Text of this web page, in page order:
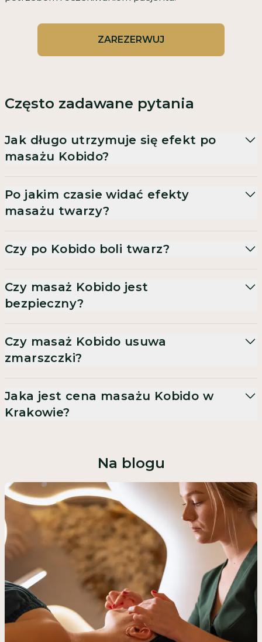
ZAREZERWUJ
Często zadawane pytania
Jak długo utrzymuje się efekt po
masażu Kobido?
Po jakim czasie widać efekty
masażu twarzy?
Czy po Kobido boli twarz?
Czy masaż Kobido jest
bezpieczny?
Czy masaż Kobido usuwa
zmarszczki?
Jaka jest cena masażu Kobido w
Krakowie?
Na blogu